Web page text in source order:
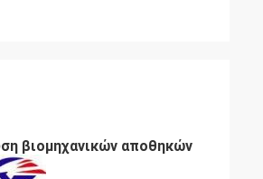
βιομηχανικών αποθηκών